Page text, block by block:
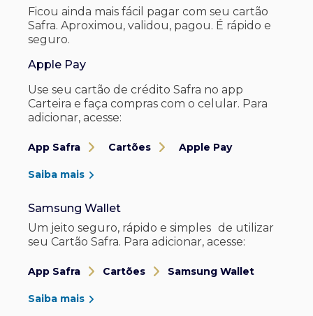
Ficou ainda mais fácil pagar com seu cartão
Safra. Aproximou, validou, pagou. É rápido e
seguro.
Apple Pay
Use seu cartão de crédito Safra no app
Carteira e faça compras com o celular. Para
adicionar, acesse:
App Safra Cartões Apple Pay
Saiba mais
Samsung Wallet
Um jeito seguro, rápido e simples de utilizar
seu Cartão Safra. Para adicionar, acesse:
App Safra Cartões Samsung Wallet
Saiba mais